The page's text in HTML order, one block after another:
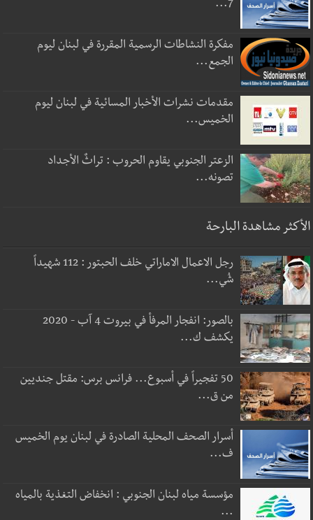
7...
مفكرة النشاطات الرسمية المقررة في لبنان ليوم
الجمع...
مقدمات نشرات الأخبار المسائية في لبنان ليوم
الخميس...
الزعتر الجنوبي يقاوم الحروب : تراثٌ الأجداد
تصونه...
الأكثر مشاهدة البارحة
رجل الاعمال الاماراتي خلف الحبتور : 112 شهيداً
شُي...
بالصور: انفجار المرفأ في بيروت 4 آب - 2020
يكشف ك...
50 تفجيراً في أسبوع... فرانس برس: مقتل جنديين
من ق...
أسرار الصحف المحلية الصادرة في لبنان يوم الخميس
ف...
مؤسسة مياه لبنان الجنوبي : انخفاض التغذية بالمياه
...